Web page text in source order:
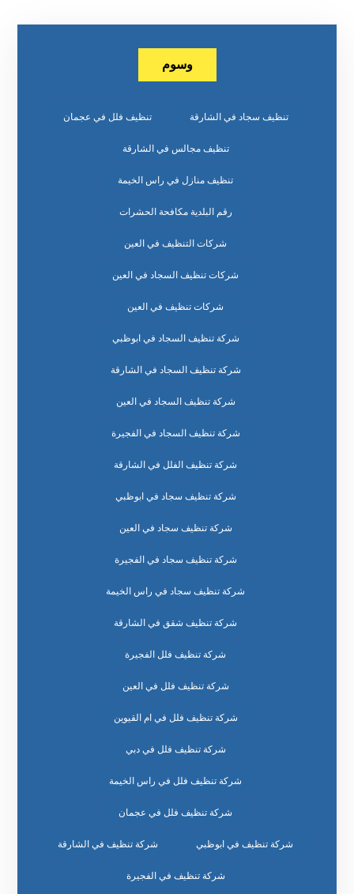
وسوم
تنظيف سجاد في الشارقة تنظيف فلل في عجمان
تنظيف مجالس في الشارقة
تنظيف منازل في راس الخيمة
رقم البلدية مكافحة الحشرات
شركات التنظيف في العين
شركات تنظيف السجاد في العين
شركات تنظيف في العين
شركة تنظيف السجاد في ابوظبي
شركة تنظيف السجاد في الشارقة
شركة تنظيف السجاد في العين
شركة تنظيف السجاد في الفجيرة
شركة تنظيف الفلل في الشارقة
شركة تنظيف سجاد في ابوظبي
شركة تنظيف سجاد في العين
شركة تنظيف سجاد في الفجيرة
شركة تنظيف سجاد في راس الخيمة
شركة تنظيف شقق في الشارقة
شركة تنظيف فلل الفجيرة
شركة تنظيف فلل في العين
شركة تنظيف فلل في ام القيوين
شركة تنظيف فلل في دبي
شركة تنظيف فلل في راس الخيمة
شركة تنظيف فلل في عجمان
شركة تنظيف في ابوظبي شركة تنظيف في الشارقة
شركة تنظيف في الفجيرة